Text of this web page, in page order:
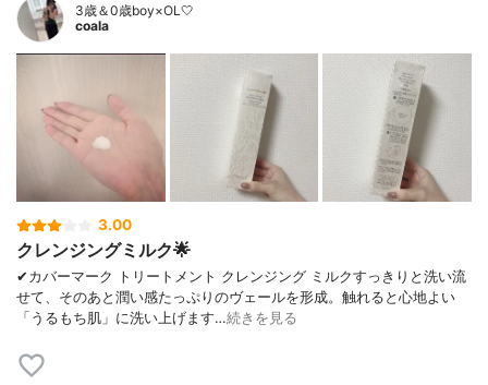
3歳＆0歳boy×OL🤍
coala
3.00
クレンジングミルク🌟
✔︎カバーマーク トリートメント クレンジング ミルクすっきりと洗い流
せて、そのあと潤い感たっぷりのヴェールを形成。触れると心地よい
「うるもち肌」に洗い上げます…続きを見る